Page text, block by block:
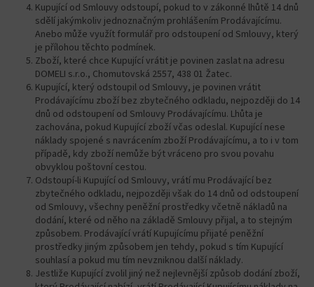
Kupující od Smlouvy odstoupí, pokud to v zákonné lhůtě 14 dnů
sdělí jakýmkoliv jednoznačným prohlášením Prodávajícímu.
Anebo může využít formulář pro odstoupení od Smlouvy, který
je přílohou těchto podmínek.
Zboží, které chce Kupující vrátit je povinen zaslat na adresu
DOMELI s.r.o., Chomutovská 2557, 438 01 Žatec.
Kupující, který odstoupil od Smlouvy, je povinen vrátit
Prodávajícímu zboží bez zbytečného odkladu, nejpozději do 14
dnů od odstoupení od Smlouvy Prodávajícímu. Lhůta je
zachována, pokud Kupující zboží včas odeslal. Kupující nese
náklady spojené s navrácením zboží Prodávajícímu, a to i v tom
případě, kdy zboží nemůže být vráceno pro svou povahu
obvyklou poštovní cestou.
Odstoupí-li Kupující od Smlouvy, vrátí mu Prodávající bez
zbytečného odkladu, nejpozději však do 14 dnů od odstoupení
od Smlouvy, všechny peněžní prostředky včetně nákladů na
dodání, které od něho na základě Smlouvy přijal, a to stejným
způsobem. Prodávající vrátí Kupujícímu přijaté peněžní
prostředky jiným způsobem jen tehdy, pokud s tím Kupující
souhlasí a pokud mu tím nevzniknou další náklady.
Jestliže Kupující zvolil jiný než nejlevnější způsob dodání zboží,